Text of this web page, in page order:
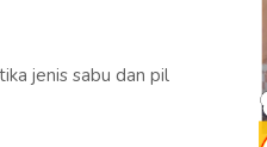
jenis sabu dan pil